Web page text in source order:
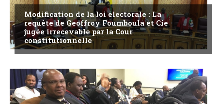
Modification de la loi électorale : La
requête de Geoffroy Foumboula et Cie
jugée irrecevable par la Cour
constitutionnelle